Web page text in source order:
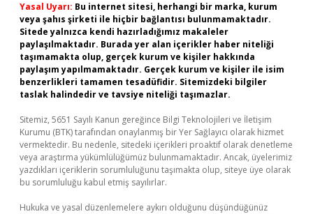
Yasal Uyarı: Bu internet sitesi, herhangi bir marka, kurum
veya şahıs şirketi ile hiçbir bağlantısı bulunmamaktadır.
Sitede yalnızca kendi hazırladığımız makaleler
paylaşılmaktadır. Burada yer alan içerikler haber niteliği
taşımamakta olup, gerçek kurum ve kişiler hakkında
paylaşım yapılmamaktadır. Gerçek kurum ve kişiler ile isim
benzerlikleri tamamen tesadüfidir. Sitemizdeki bilgiler
taslak halindedir ve tavsiye niteliği taşımazlar.
Sitemiz, 5651 Sayılı Kanun gereğince Bilgi Teknolojileri ve İletişim
Kurumu (BTK) tarafından onaylanmış bir Yer Sağlayıcı olarak hizmet
vermektedir. Bu nedenle, sitedeki içerikleri proaktif olarak denetleme
veya araştırma yükümlülüğümüz bulunmamaktadır. Ancak, üyelerimiz
yazdıkları içeriklerin sorumluluğunu taşımakta olup, siteye üye olarak
bu sorumluluğu kabul etmiş sayılırlar.
Hukuka ve yasal düzenlemelere aykırı olduğunu düşündüğünüz